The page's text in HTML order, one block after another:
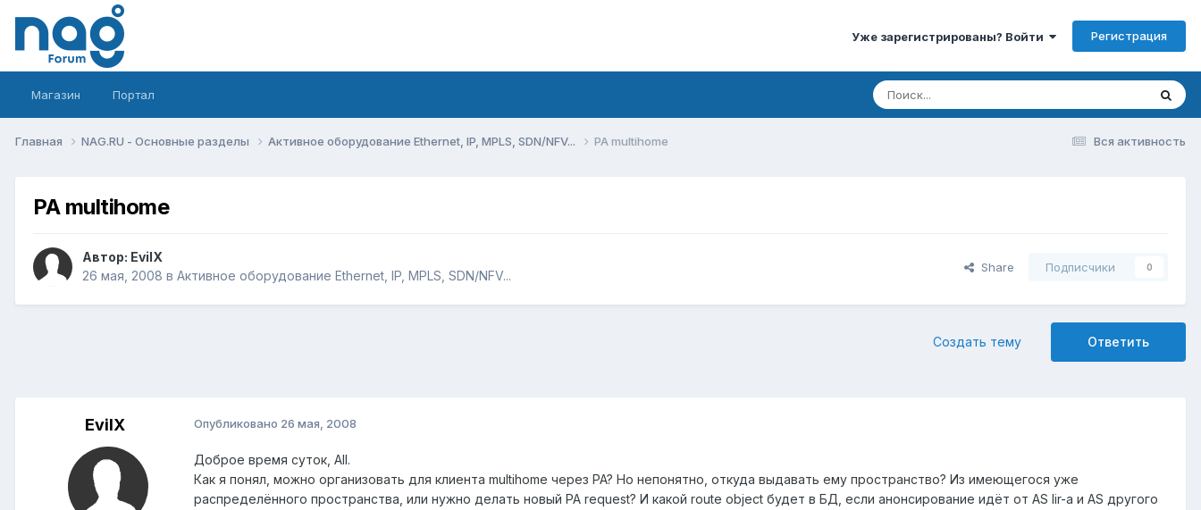
Уже зарегистрированы? Войти Регистрация
Магазин Портал
Вся активность
Главная NAG.RU - Основные разделы Активное оборудование Ethernet, IP, MPLS, SDN/NFV... PA multihome
PA multihome
Автор: EvilX
26 мая, 2008 в Активное оборудование Ethernet, IP, MPLS, SDN/NFV...
Share Подписчики 0
Ответить
Создать тему
EvilX Опубликовано 26 мая, 2008
Доброе время суток, All.
Как я понял, можно организовать для клиента multihome через PA? Но непонятно, откуда выдавать ему пространство? Из имеющегося уже
распределённого пространства, или нужно делать новый PA request? И какой route object будет в БД, если анонсирование идёт от AS lir-а и AS другого